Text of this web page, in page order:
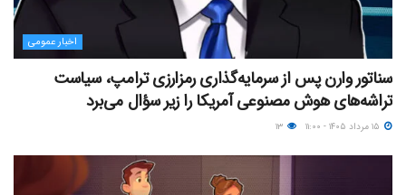
اخبار عمومی
سناتور وارن پس از سرمایه‌گذاری رمزارزی ترامپ، سیاست
تراشه‌های هوش مصنوعی آمریکا را زیر سؤال می‌برد